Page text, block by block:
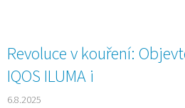
Revoluce v kouření:
IQOS ILUMA i
6.8.2025